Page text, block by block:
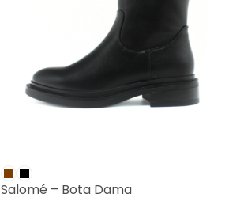
Salomé – Bota Dama